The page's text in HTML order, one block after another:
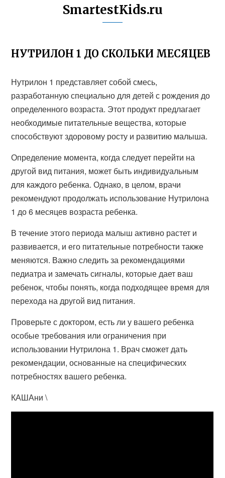
SmartestKids.ru
НУТРИЛОН 1 ДО СКОЛЬКИ МЕСЯЦЕВ
Нутрилон 1 представляет собой смесь,
разработанную специально для детей с рождения до
определенного возраста. Этот продукт предлагает
необходимые питательные вещества, которые
способствуют здоровому росту и развитию малыша.
Определение момента, когда следует перейти на
другой вид питания, может быть индивидуальным
для каждого ребенка. Однако, в целом, врачи
рекомендуют продолжать использование Нутрилона
1 до 6 месяцев возраста ребенка.
В течение этого периода малыш активно растет и
развивается, и его питательные потребности также
меняются. Важно следить за рекомендациями
педиатра и замечать сигналы, которые дает ваш
ребенок, чтобы понять, когда подходящее время для
перехода на другой вид питания.
Проверьте с доктором, есть ли у вашего ребенка
особые требования или ограничения при
использовании Нутрилона 1. Врач сможет дать
рекомендации, основанные на специфических
потребностях вашего ребенка.
КАШАни \